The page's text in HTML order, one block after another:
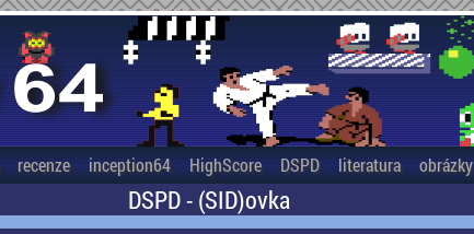
recenze inception64 HighScore DSPD literatura obrázky
DSPD - (SID)ovka